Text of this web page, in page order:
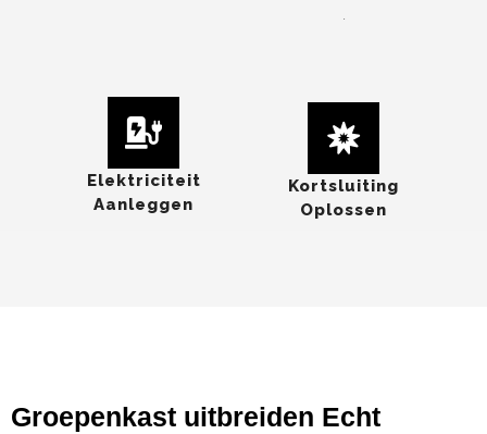
Elektriciteit
Aanleggen
Kortsluiting
Oplossen
Groepenkast uitbreiden Echt